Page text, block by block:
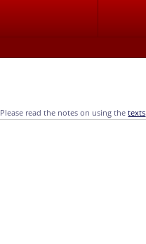
Please read the notes on using thetexts